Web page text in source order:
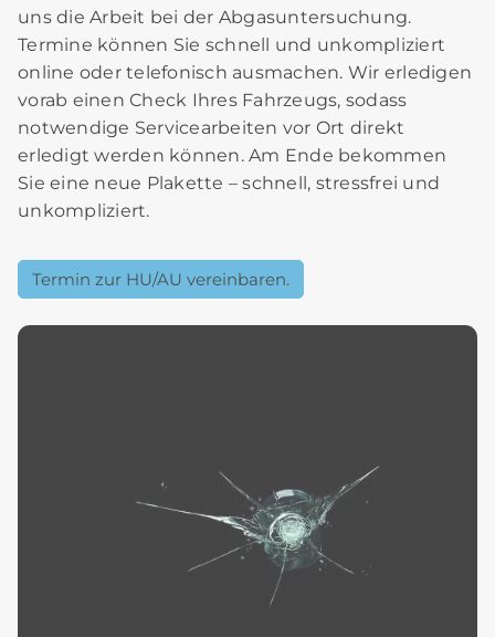
uns die Arbeit bei der Abgasuntersuchung.
Termine können Sie schnell und unkompliziert
online oder telefonisch ausmachen. Wir erledigen
vorab einen Check Ihres Fahrzeugs, sodass
notwendige Servicearbeiten vor Ort direkt
erledigt werden können. Am Ende bekommen
Sie eine neue Plakette – schnell, stressfrei und
unkompliziert.
Termin zur HU/AU vereinbaren.